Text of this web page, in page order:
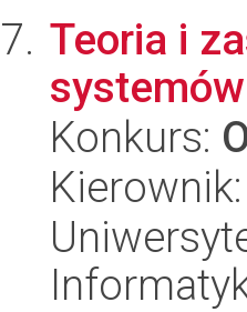
Teoria i
Konkurs: